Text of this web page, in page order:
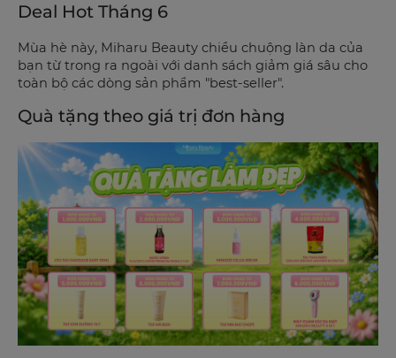
Deal Hot Tháng 6
Mùa hè này, Miharu Beauty chiều chuộng làn da của
bạn từ trong ra ngoài với danh sách giảm giá sâu cho
toàn bộ các dòng sản phẩm "best-seller".
Quà tặng theo giá trị đơn hàng